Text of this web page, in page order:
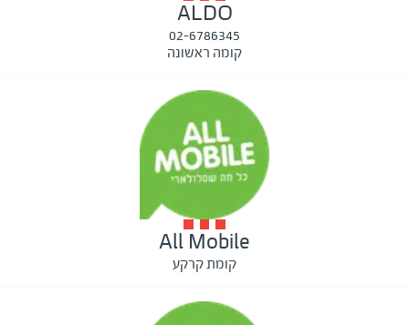
ALDO
02-6786345
קומה ראשונה
All Mobile
קומת קרקע